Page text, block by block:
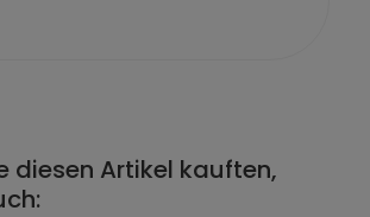
diesen Artikel kauften,